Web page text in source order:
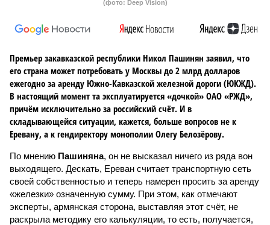
(фото: Deep Vision)
Премьер закавказской республики Никол Пашинян заявил, что
его страна может потребовать у Москвы до 2 млрд долларов
ежегодно за аренду Южно-Кавказской железной дороги (ЮКЖД).
В настоящий момент та эксплуатируется «дочкой» ОАО «РЖД»,
причём исключительно за российский счёт. И в
складывающейся ситуации, кажется, больше вопросов не к
Еревану, а к гендиректору монополии Олегу Белозёрову.
По мнению Пашиняна, он не высказал ничего из ряда вон
выходящего. Дескать, Ереван считает транспортную сеть
своей собственностью и теперь намерен просить за аренду
«железки» означенную сумму. При этом, как отмечают
эксперты, армянская сторона, выставляя этот счёт, не
раскрыла методику его калькуляции, то есть, получается,